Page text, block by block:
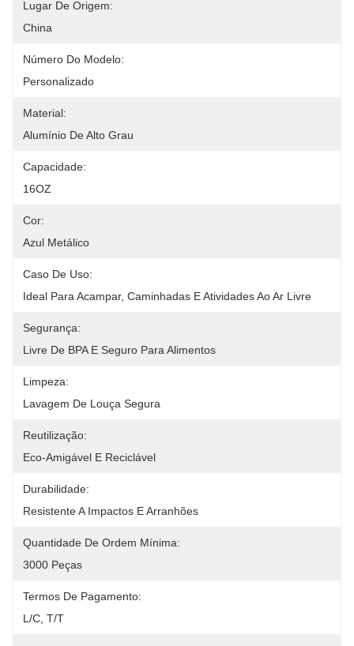
Lugar De Origem:
China
Número Do Modelo:
Personalizado
Material:
Alumínio De Alto Grau
Capacidade:
16OZ
Cor:
Azul Metálico
Caso De Uso:
Ideal Para Acampar, Caminhadas E Atividades Ao Ar Livre
Segurança:
Livre De BPA E Seguro Para Alimentos
Limpeza:
Lavagem De Louça Segura
Reutilização:
Eco-Amigável E Reciclável
Durabilidade:
Resistente A Impactos E Arranhões
Quantidade De Ordem Mínima:
3000 Peças
Termos De Pagamento:
L/c, T/t